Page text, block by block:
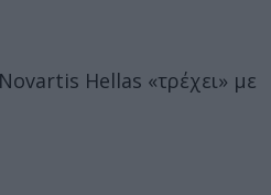
Hellas «τρέχει» με